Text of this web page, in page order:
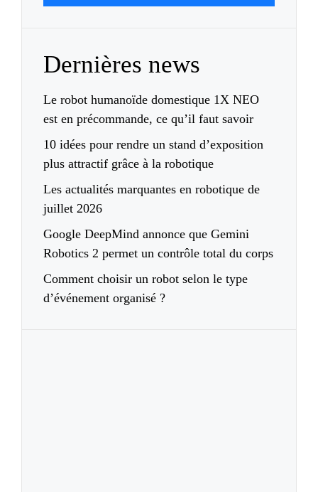
Dernières news
Le robot humanoïde domestique 1X NEO
est en précommande, ce qu’il faut savoir
10 idées pour rendre un stand d’exposition
plus attractif grâce à la robotique
Les actualités marquantes en robotique de
juillet 2026
Google DeepMind annonce que Gemini
Robotics 2 permet un contrôle total du corps
Comment choisir un robot selon le type
d’événement organisé ?